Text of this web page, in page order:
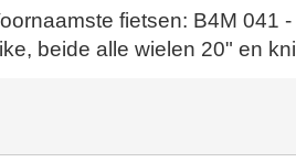
fietsen: B4M
beide alle wielen 20" en